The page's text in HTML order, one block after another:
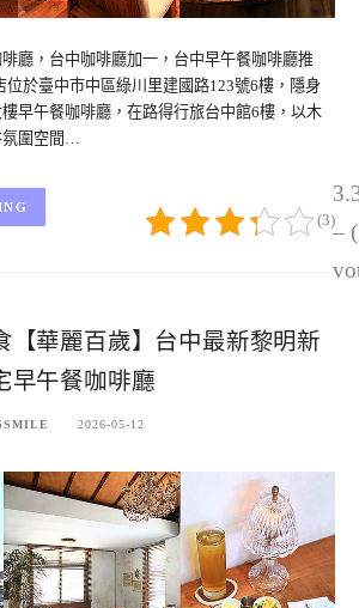
廳，台中咖啡廳加一，台中早午餐咖啡廳推
位於臺中市中區綠川里建國路123號6樓，隱身
早午餐咖啡廳，在路得行旅台中館6樓，以木
氛圍空間…
–
(3)
【華麗百歲】台中最新黎明新
早午餐咖啡廳
2026-05-12